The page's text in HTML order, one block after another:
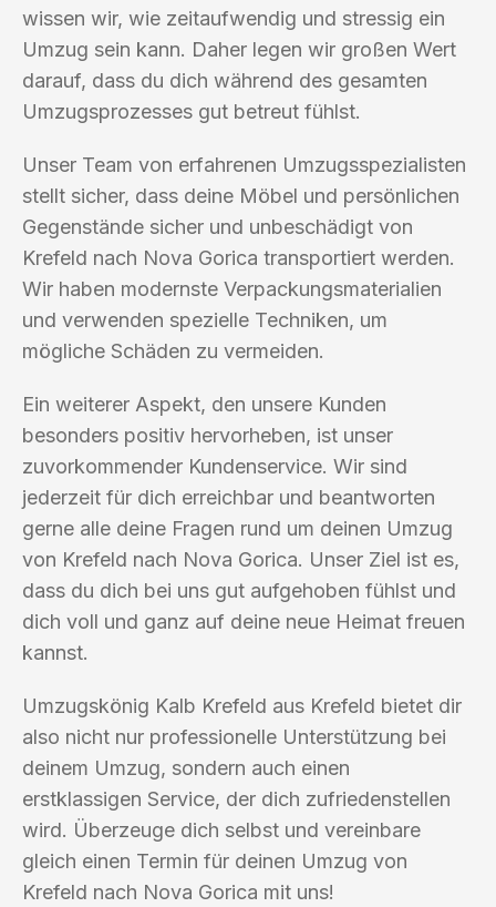
wissen wir, wie zeitaufwendig und stressig ein
Umzug sein kann. Daher legen wir großen Wert
darauf, dass du dich während des gesamten
Umzugsprozesses gut betreut fühlst.
Unser Team von erfahrenen Umzugsspezialisten
stellt sicher, dass deine Möbel und persönlichen
Gegenstände sicher und unbeschädigt von
Krefeld nach Nova Gorica transportiert werden.
Wir haben modernste Verpackungsmaterialien
und verwenden spezielle Techniken, um
mögliche Schäden zu vermeiden.
Ein weiterer Aspekt, den unsere Kunden
besonders positiv hervorheben, ist unser
zuvorkommender Kundenservice. Wir sind
jederzeit für dich erreichbar und beantworten
gerne alle deine Fragen rund um deinen Umzug
von Krefeld nach Nova Gorica. Unser Ziel ist es,
dass du dich bei uns gut aufgehoben fühlst und
dich voll und ganz auf deine neue Heimat freuen
kannst.
Umzugskönig Kalb Krefeld aus Krefeld bietet dir
also nicht nur professionelle Unterstützung bei
deinem Umzug, sondern auch einen
erstklassigen Service, der dich zufriedenstellen
wird. Überzeuge dich selbst und vereinbare
gleich einen Termin für deinen Umzug von
Krefeld nach Nova Gorica mit uns!